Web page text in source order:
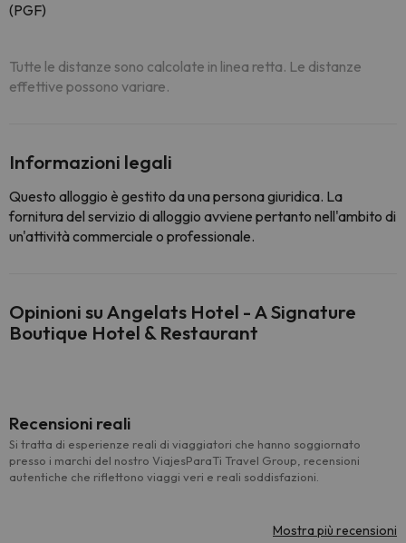
(PGF)
Tutte le distanze sono calcolate in linea retta. Le distanze
effettive possono variare.
Informazioni legali
Questo alloggio è gestito da una persona giuridica. La
fornitura del servizio di alloggio avviene pertanto nell'ambito di
un'attività commerciale o professionale.
Opinioni su Angelats Hotel - A Signature
Boutique Hotel & Restaurant
Recensioni reali
Si tratta di esperienze reali di viaggiatori che hanno soggiornato
presso i marchi del nostro ViajesParaTi Travel Group, recensioni
autentiche che riflettono viaggi veri e reali soddisfazioni.
Mostra più recensioni